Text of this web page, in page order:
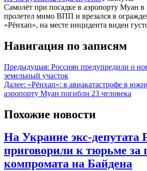
Самолёт при посадке в аэропорту Муан
пролетел мимо ВПП и врезался в
«Рёнхап», на месте инцидента виден
Навигация по записям
Предыдущая: Россиян предупредили о
земельный участок
Далее: «Рёнхап»: в авиакатастрофе в
аэропорту Муан погибли 23 человека
Похожие новости
На Украине экс-депутата
приговорили к тюрьме за
компромата на Байдена